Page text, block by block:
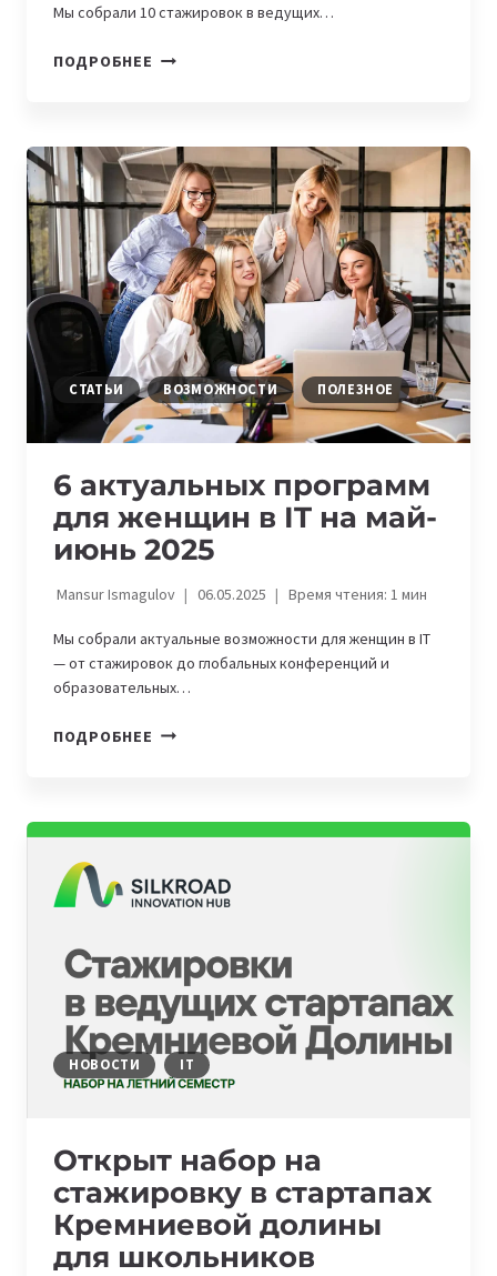
Мы собрали 10 стажировок в ведущих…
ПОДРОБНЕЕ MERCEDES-
И
ДРУГИЕ:
10
ПЕРСПЕКТИВНЫХ
IT-
СТАЖИРОВОК
В
КРУПНЕЙШИХ
АВТОКОМПАНИЯХ
МИРА
СТАТЬИ ВОЗМОЖНОСТИ ПОЛЕЗНОЕ
6 актуальных программ
для женщин в IT на май-
июнь 2025
Mansur Ismagulov 06.05.2025 Время чтения: 1мин
Мы собрали актуальные возможности для женщин в IT
— от стажировок до глобальных конференций и
образовательных…
ПОДРОБНЕЕ 6
ЖЕНЩИН
IT
НА
ИЮНЬ
2025
НОВОСТИ IT
Открыт набор на
стажировку в стартапах
Кремниевой долины
для школьников